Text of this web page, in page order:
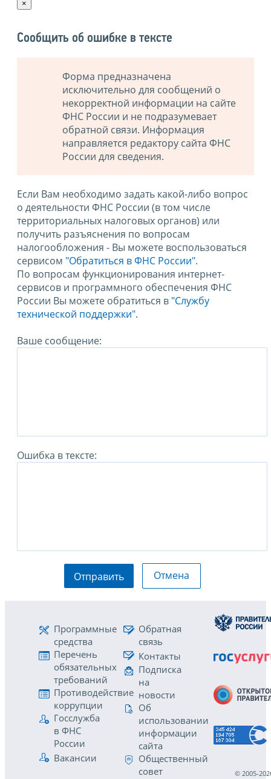
×
Сообщить об ошибке в тексте
Форма предназначена
исключительно для сообщений о
некорректной информации на сайте
ФНС России и не подразумевает
обратной связи. Информация
направляется редактору сайта ФНС
России для сведения.
Если Вам необходимо задать какой-либо вопрос
о деятельности ФНС России (в том числе
территориальных налоговых органов) или
получить разъяснения по вопросам
налогообложения - Вы можете воспользоваться
сервисом "Обратиться в ФНС России".
По вопросам функционирования интернет-
сервисов и программного обеспечения ФНС
России Вы можете обратиться в "Службу
технической поддержки".
Ваше сообщение:
Ошибка в тексте:
Отправить Отмена
Программные
средства
Перечень
обязательных
требований
Противодействие
коррупции
Госслужба
в ФНС
России
Вакансии
Обратная
связь
Контакты
Подписка
на
новости
Об
использовании
информации
сайта
Общественный
совет
© 2005-